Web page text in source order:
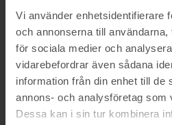
Vi använder enhetsidentifierare
och annonserna till
för sociala medier och
vidarebefordrar även sådana
information från din enhet till de
annons- och analysföretag som
Dessa kan i sin tur kombinera
Från gårdsverkstad
maskinsläp, lastbrygga,
m.m. genom nätauktion
med avslut tisdagen den
09.00.
Frågor
Lars mob.nr: 0708-496611
Du kan alltid kontakta oss
Visning
Höör